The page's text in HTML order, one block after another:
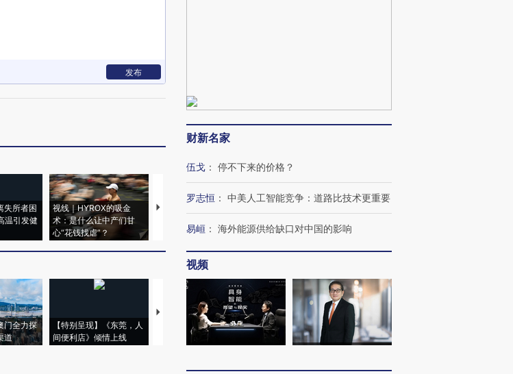
发布
失所者困
温引发健
视线｜HYROX的吸金
术：是什么让中产们甘
心“花钱找虐”？
马航飞行员跨国走私7万
育部长拱下台
门全力探
道
【特别呈现】《东莞，人
间便利店》倾情上线
【推广】走进第四届链博
会，让数智科技“链”接产
【特别呈现】寻找100种
有意思的生活方式·第三对
CFO：不靠规模取胜，华
住三大增长引擎是什么？
财新名家
伍戈 ： 停不下来的价格？
罗志恒 ： 中美人工智能竞争：道路比技术更重要
易峘 ： 海外能源供给缺口对中国的影响
视频